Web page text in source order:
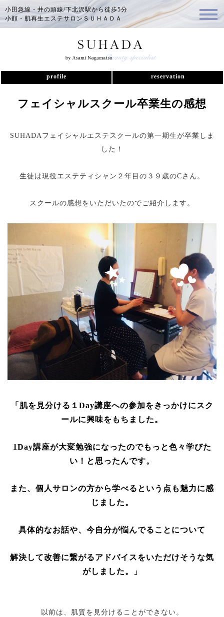
小田急線・井の頭線/下北沢駅から徒歩5分
小顔・肌再生エステサロンＳＵＨＡＤＡ
profile reservation
フェイシャルスクール卒業生の感想
SUHADAフェイシャルエステスクールの第一期生が卒業しま
した！
生徒は現役エステティシャン２年目の３９歳のCさん。
スクールの感想をいただいたのでご紹介します。
「肌を見分ける１Day講座への参加をきっかけにスク
ールに興味をもちました。
1Day講座が大変勉強になったのでもっと色々学びた
い！と思ったんです。
また、個人サロンの方から学べるという点も魅力に感
じました。
具体的なお話や、今自分が悩んでることについて
解決して改善に繋がるアドバイスをいただけそうな気
がしました。」
以前は、肌質を見分けることができない。